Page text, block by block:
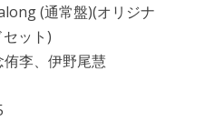
(通常盤)(オリジナ
ット)
侑李、伊野尾慧